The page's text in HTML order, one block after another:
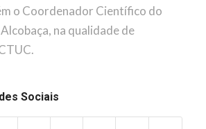
o Coordenador Científico do
na qualidade de
Sociais